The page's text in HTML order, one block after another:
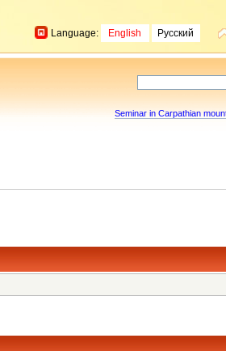
Language: English Русский
Seminar in Carpathian